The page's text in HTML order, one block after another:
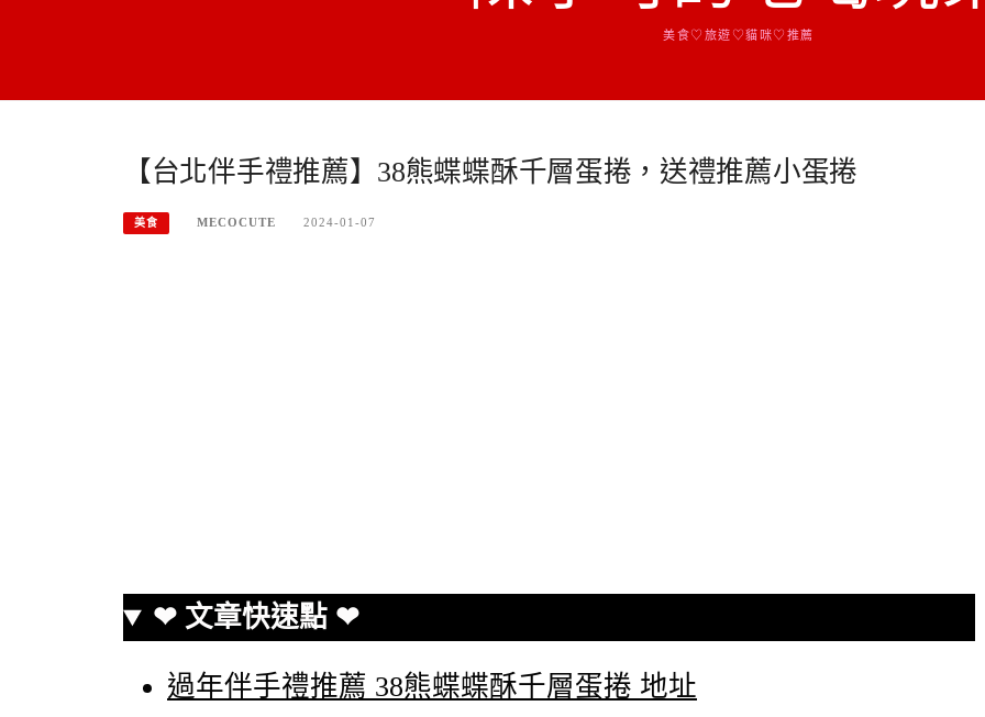
美食♡旅遊♡貓咪♡推薦
【台北伴手禮推薦】38熊蝶蝶酥千層蛋捲，送禮推薦小蛋捲
美食 MECOCUTE 2024-01-07
❤ 文章快速點 ❤
過年伴手禮推薦 38熊蝶蝶酥千層蛋捲 地址